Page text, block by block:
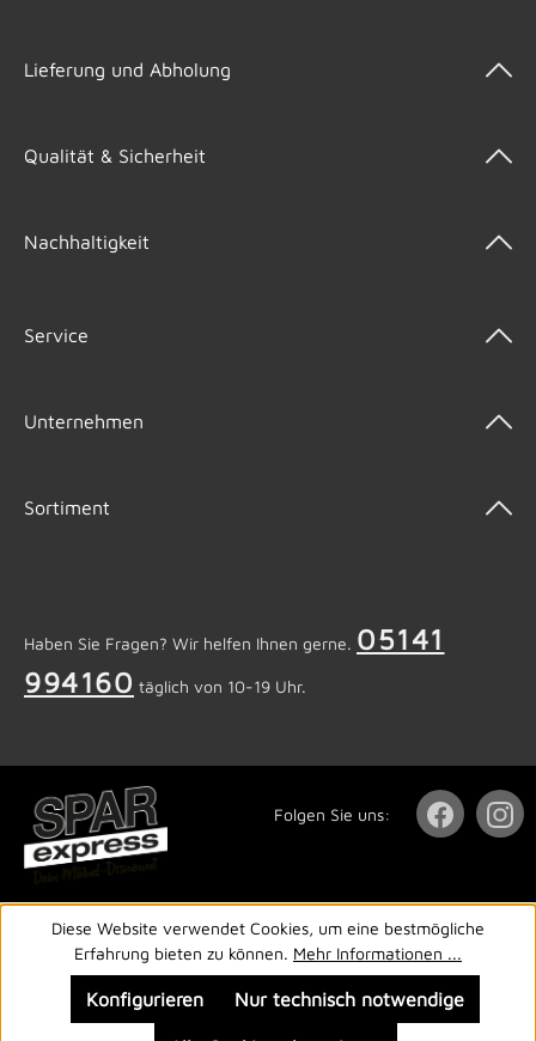
Lieferung und Abholung
Qualität & Sicherheit
Nachhaltigkeit
Service
Unternehmen
Sortiment
Haben Sie Fragen? Wir helfen Ihnen gerne. 05141
994160 täglich von 10-19 Uhr.
Folgen Sie uns:
Diese Website verwendet Cookies, um eine bestmögliche
Erfahrung bieten zu können. Mehr Informationen ...
Nur technisch notwendige
Konfigurieren